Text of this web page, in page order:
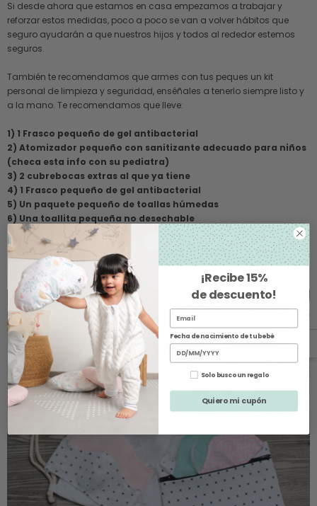
Si desde ahora que estamos en casa empezamos a trabajar y
reforzar estos medidas, poco a poco se van a volver hábitos que
seguro ayudarán a que nuestros hijos y todos al rededor estemos
seguros.
También te recomendamos que armes con tus peques un kit
personal de limpieza y seguridad, enséñales a tenerlo siempre listo y
a la mano. Te recomendamos que lleve:
1) 1 Frasco pequeño de gel antibacterial
2) Atomizador pequeño con sanitizante adecuado para niños
(checa esta info con su pediatra)
3) 2 cubrebocas extras al que ya tiene
4) 1 Frasco pequeño de gel antibacterial
5) Un paquete pequeño de toallas húmedas
6) Una toallita pequeña no desechable
¡Recibe15%
de descuento!
Fecha de nacimiento de tu bebé
Solo busco un regalo
Quiero mi cupón